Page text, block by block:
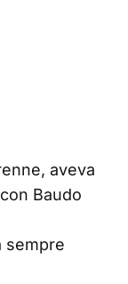
aveva
Baudo
sempre